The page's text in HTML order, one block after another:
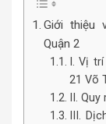
Giới thiệu
Quận 2
I. Vị
21 Võ
II. Quy
III.